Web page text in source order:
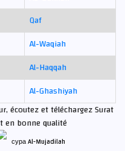
Qaf
Al-Waqiah
Al-Haqqah
Al-Ghashiyah
écoutez et téléchargez Surat
en bonne qualité